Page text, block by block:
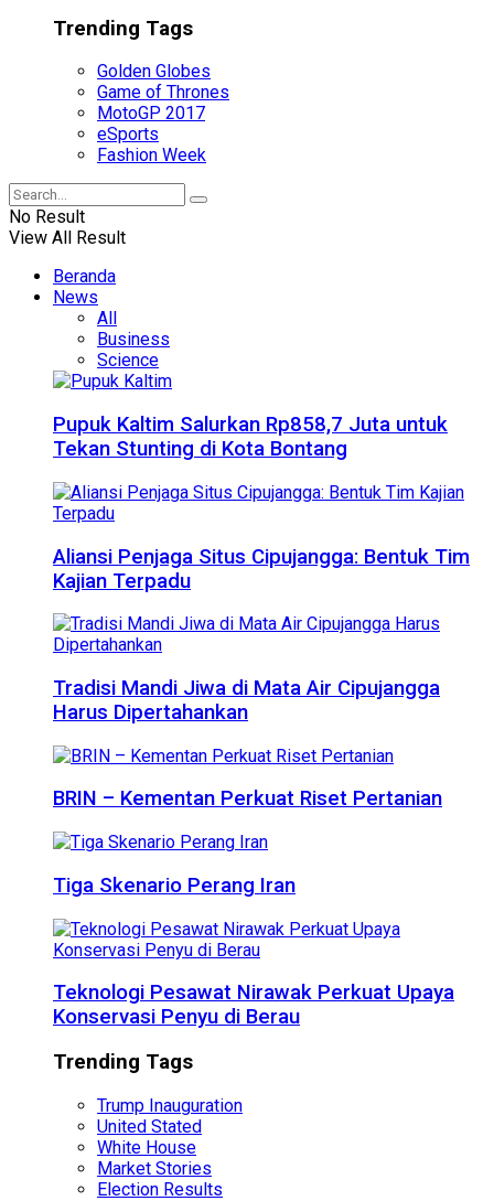
Trending Tags
Golden Globes
Game of Thrones
MotoGP 2017
eSports
Fashion Week
No Result
View All Result
Beranda
News
All
Business
Science
Pupuk Kaltim Salurkan Rp858,7 Juta untuk
Tekan Stunting di Kota Bontang
Aliansi Penjaga Situs Cipujangga: Bentuk Tim
Kajian Terpadu
Tradisi Mandi Jiwa di Mata Air Cipujangga
Harus Dipertahankan
BRIN – Kementan Perkuat Riset Pertanian
Tiga Skenario Perang Iran
Teknologi Pesawat Nirawak Perkuat Upaya
Konservasi Penyu di Berau
Trending Tags
Trump Inauguration
United Stated
White House
Market Stories
Election Results